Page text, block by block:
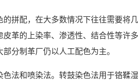
的拼配，在大多数情况下往往需要将
皮革的上染率、渗透性、结合性等许
分制革厂仍以人工配色为主。
色法和喷染法。转鼓染色法用于铬鞣